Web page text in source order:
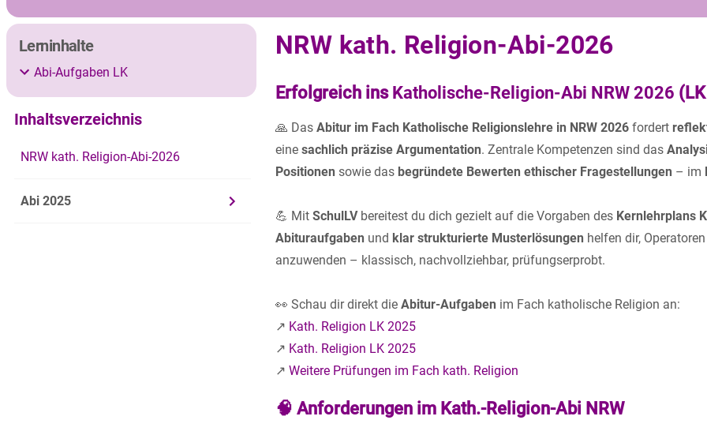
Lerninhalte
Abi-Aufgaben LK
Inhaltsverzeichnis
NRW kath. Religion-Abi-2026
Abi 2025
NRW kath. Religion-Abi-2026
Erfolgreich ins Katholische-Religion-Abi NRW 2026
🙏 Das Abitur im Fach Katholische Religionslehre in NRW 2026 fordert
eine sachlich präzise Argumentation. Zentrale Kompetenzen sind das
Positionen sowie das begründete Bewerten ethischer Fragestellungen – im
💪 Mit SchulLVbereitest du dich gezielt auf die Vorgaben des Kernlehrplans
Abituraufgaben und klar strukturierte Musterlösungen helfen dir,
anzuwenden – klassisch, nachvollziehbar, prüfungserprobt.
👀 Schau dir direkt die Abitur-Aufgaben im Fach katholische Religion an:
↗️ Kath. Religion LK 2025
↗️ Kath. Religion LK 2025
↗️ Weitere Prüfungen im Fach kath. Religion
🧠 Anforderungen im Kath.-Religion-Abi NRW